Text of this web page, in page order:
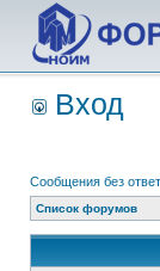
Вход
Сообщения без
Список форумов